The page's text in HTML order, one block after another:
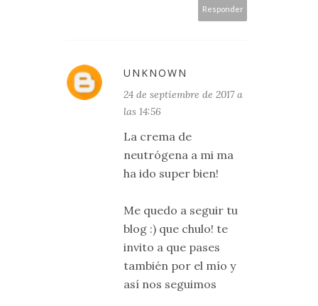
Responder
UNKNOWN
24 de septiembre de 2017 a
las 14:56
La crema de
neutrógena a mi ma
ha ido super bien!
Me quedo a seguir tu
blog :) que chulo! te
invito a que pases
también por el mío y
así nos seguimos